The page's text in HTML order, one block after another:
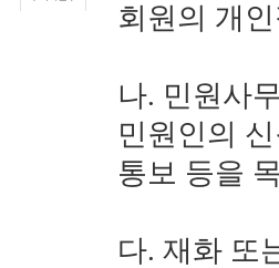
회원의 개
나. 민원사
민원인의
통보 등을
다. 재화 또